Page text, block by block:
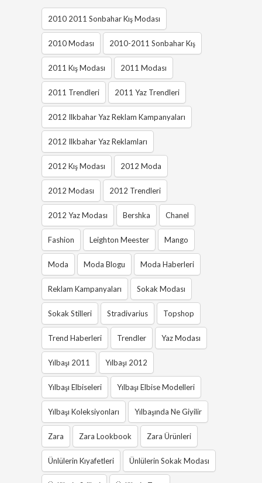
2010 2011 Sonbahar Kış Modası
2010 Modası 2010-2011 Sonbahar Kış
2011 Kış Modası 2011 Modası
2011 Trendleri 2011 Yaz Trendleri
2012 Ilkbahar Yaz Reklam Kampanyaları
2012 Ilkbahar Yaz Reklamları
2012 Kış Modası 2012 Moda
2012 Modası 2012 Trendleri
2012 Yaz Modası Bershka Chanel
Fashion Leighton Meester Mango
Moda Moda Blogu Moda Haberleri
Reklam Kampanyaları Sokak Modası
Sokak Stilleri Stradivarius Topshop
Trend Haberleri Trendler Yaz Modası
Yılbaşı 2011 Yılbaşı 2012
Yılbaşı Elbiseleri Yılbaşı Elbise Modelleri
Yılbaşı Koleksiyonları Yılbaşında Ne Giyilir
Zara Zara Lookbook Zara Ürünleri
Ünlülerin Kıyafetleri Ünlülerin Sokak Modası